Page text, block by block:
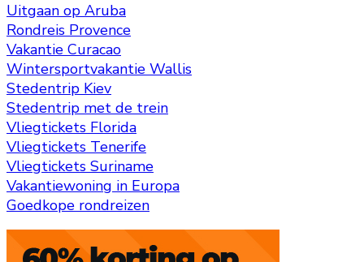
Uitgaan op Aruba
Rondreis Provence
Vakantie Curacao
Wintersportvakantie Wallis
Stedentrip Kiev
Stedentrip met de trein
Vliegtickets Florida
Vliegtickets Tenerife
Vliegtickets Suriname
Vakantiewoning in Europa
Goedkope rondreizen